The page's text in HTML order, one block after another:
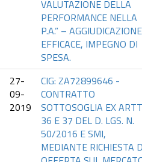
VALUTAZIONE DELLA
PERFORMANCE NELLA
P.A.” – AGGIUDICAZIONE
EFFICACE, IMPEGNO DI
SPESA.
27-
09-
2019
CIG: ZA72899646 -
CONTRATTO
SOTTOSOGLIA EX
36 E 37 DEL D. LGS. N.
50/2016 E SMI,
MEDIANTE RICHIESTA